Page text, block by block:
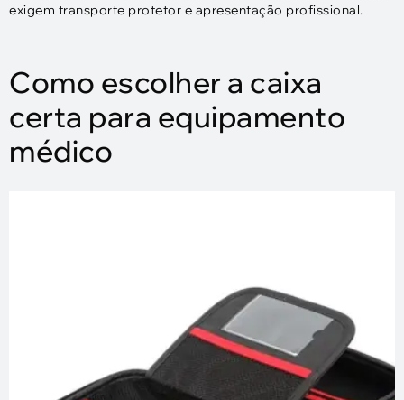
exigem transporte protetor e apresentação profissional.
Como escolher a caixa
certa para equipamento
médico